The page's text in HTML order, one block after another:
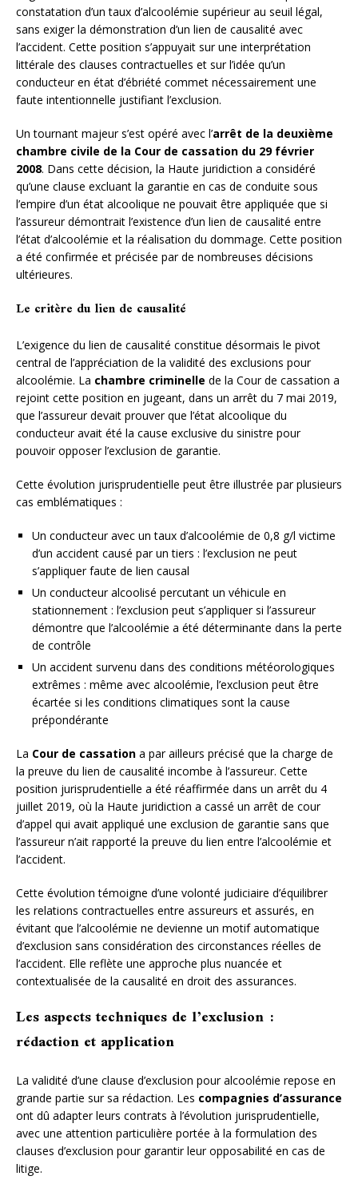
constatation d’un taux d’alcoolémie supérieur au seuil légal,
sans exiger la démonstration d’un lien de causalité avec
l’accident. Cette position s’appuyait sur une interprétation
littérale des clauses contractuelles et sur l’idée qu’un
conducteur en état d’ébriété commet nécessairement une
faute intentionnelle justifiant l’exclusion.
Un tournant majeur s’est opéré avec l’arrêt de la deuxième
chambre civile de la Cour de cassation du 29 février
2008. Dans cette décision, la Haute juridiction a considéré
qu’une clause excluant la garantie en cas de conduite sous
l’empire d’un état alcoolique ne pouvait être appliquée que si
l’assureur démontrait l’existence d’un lien de causalité entre
l’état d’alcoolémie et la réalisation du dommage. Cette position
a été confirmée et précisée par de nombreuses décisions
ultérieures.
Le critère du lien de causalité
L’exigence du lien de causalité constitue désormais le pivot
central de l’appréciation de la validité des exclusions pour
alcoolémie. La chambre criminelle de la Cour de cassation a
rejoint cette position en jugeant, dans un arrêt du 7 mai 2019,
que l’assureur devait prouver que l’état alcoolique du
conducteur avait été la cause exclusive du sinistre pour
pouvoir opposer l’exclusion de garantie.
Cette évolution jurisprudentielle peut être illustrée par plusieurs
cas emblématiques :
Un conducteur avec un taux d’alcoolémie de 0,8 g/l victime
d’un accident causé par un tiers : l’exclusion ne peut
s’appliquer faute de lien causal
Un conducteur alcoolisé percutant un véhicule en
stationnement : l’exclusion peut s’appliquer si l’assureur
démontre que l’alcoolémie a été déterminante dans la perte
de contrôle
Un accident survenu dans des conditions météorologiques
extrêmes : même avec alcoolémie, l’exclusion peut être
écartée si les conditions climatiques sont la cause
prépondérante
La Cour de cassation a par ailleurs précisé que la charge de
la preuve du lien de causalité incombe à l’assureur. Cette
position jurisprudentielle a été réaffirmée dans un arrêt du 4
juillet 2019, où la Haute juridiction a cassé un arrêt de cour
d’appel qui avait appliqué une exclusion de garantie sans que
l’assureur n’ait rapporté la preuve du lien entre l’alcoolémie et
l’accident.
Cette évolution témoigne d’une volonté judiciaire d’équilibrer
les relations contractuelles entre assureurs et assurés, en
évitant que l’alcoolémie ne devienne un motif automatique
d’exclusion sans considération des circonstances réelles de
l’accident. Elle reflète une approche plus nuancée et
contextualisée de la causalité en droit des assurances.
Les aspects techniques de l’exclusion :
rédaction et application
La validité d’une clause d’exclusion pour alcoolémie repose en
grande partie sur sa rédaction. Les compagnies d’assurance
ont dû adapter leurs contrats à l’évolution jurisprudentielle,
avec une attention particulière portée à la formulation des
clauses d’exclusion pour garantir leur opposabilité en cas de
litige.